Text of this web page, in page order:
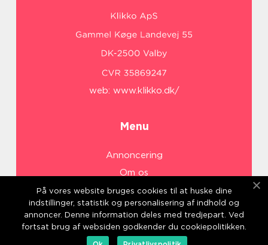
web: www.klikko.dk/
Menu
Annoncering
Om os
Cookies
Kontakt os
Sitemap
På vores website bruges cookies til at huske dine
indstillinger, statistik og personalisering af indhold og
annoncer. Denne information deles med tredjepart. Ved
fortsat brug af websiden godkender du cookiepolitikken.